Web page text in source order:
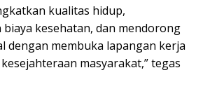
kualitas hidup,
kesehatan, dan mendorong
dengan membuka lapangan kerja
masyarakat,” tegas